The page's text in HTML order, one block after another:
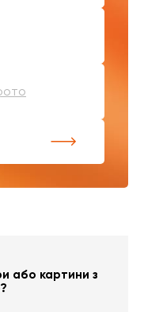
або картини з